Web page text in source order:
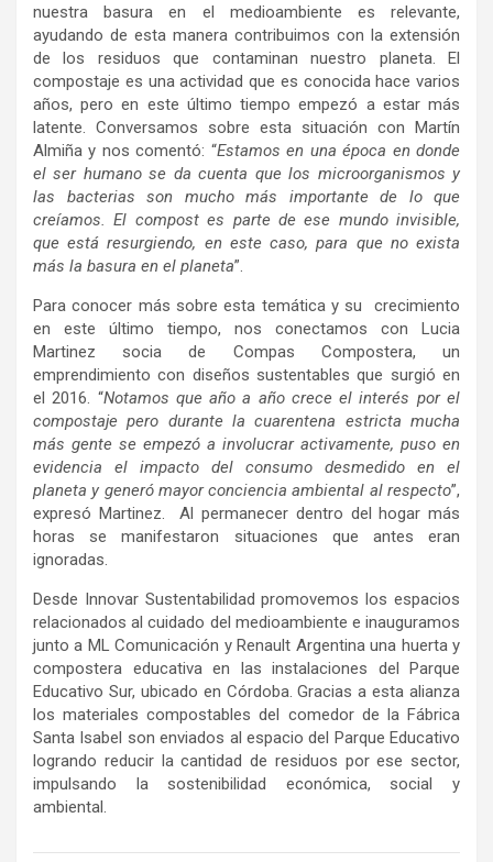
nuestra basura en el medioambiente es relevante,
ayudando de esta manera contribuimos con la extensión
de los residuos que contaminan nuestro planeta. El
compostaje es una actividad que es conocida hace varios
años, pero en este último tiempo empezó a estar más
latente. Conversamos sobre esta situación con Martín
Almiña y nos comentó: “Estamos en una época en donde
el ser humano se da cuenta que los microorganismos y
las bacterias son mucho más importante de lo que
creíamos. El compost es parte de ese mundo invisible,
que está resurgiendo, en este caso, para que no exista
más la basura en el planeta”.
Para conocer más sobre esta temática y su crecimiento
en este último tiempo, nos conectamos con Lucia
Martinez socia de Compas Compostera, un
emprendimiento con diseños sustentables que surgió en
el 2016. “Notamos que año a año crece el interés por el
compostaje pero durante la cuarentena estricta mucha
más gente se empezó a involucrar activamente, puso en
evidencia el impacto del consumo desmedido en el
planeta y generó mayor conciencia ambiental al respecto”,
expresó Martinez. Al permanecer dentro del hogar más
horas se manifestaron situaciones que antes eran
ignoradas.
Desde Innovar Sustentabilidad promovemos los espacios
relacionados al cuidado del medioambiente e inauguramos
junto a ML Comunicación y Renault Argentina una huerta y
compostera educativa en las instalaciones del Parque
Educativo Sur, ubicado en Córdoba. Gracias a esta alianza
los materiales compostables del comedor de la Fábrica
Santa Isabel son enviados al espacio del Parque Educativo
logrando reducir la cantidad de residuos por ese sector,
impulsando la sostenibilidad económica, social y
ambiental.